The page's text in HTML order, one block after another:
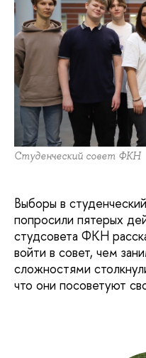
Студенческий совет ФКН
Выборы в
попросили пятерых
студсовета ФКН
войти в совет, чем
сложностями
что они посоветуют